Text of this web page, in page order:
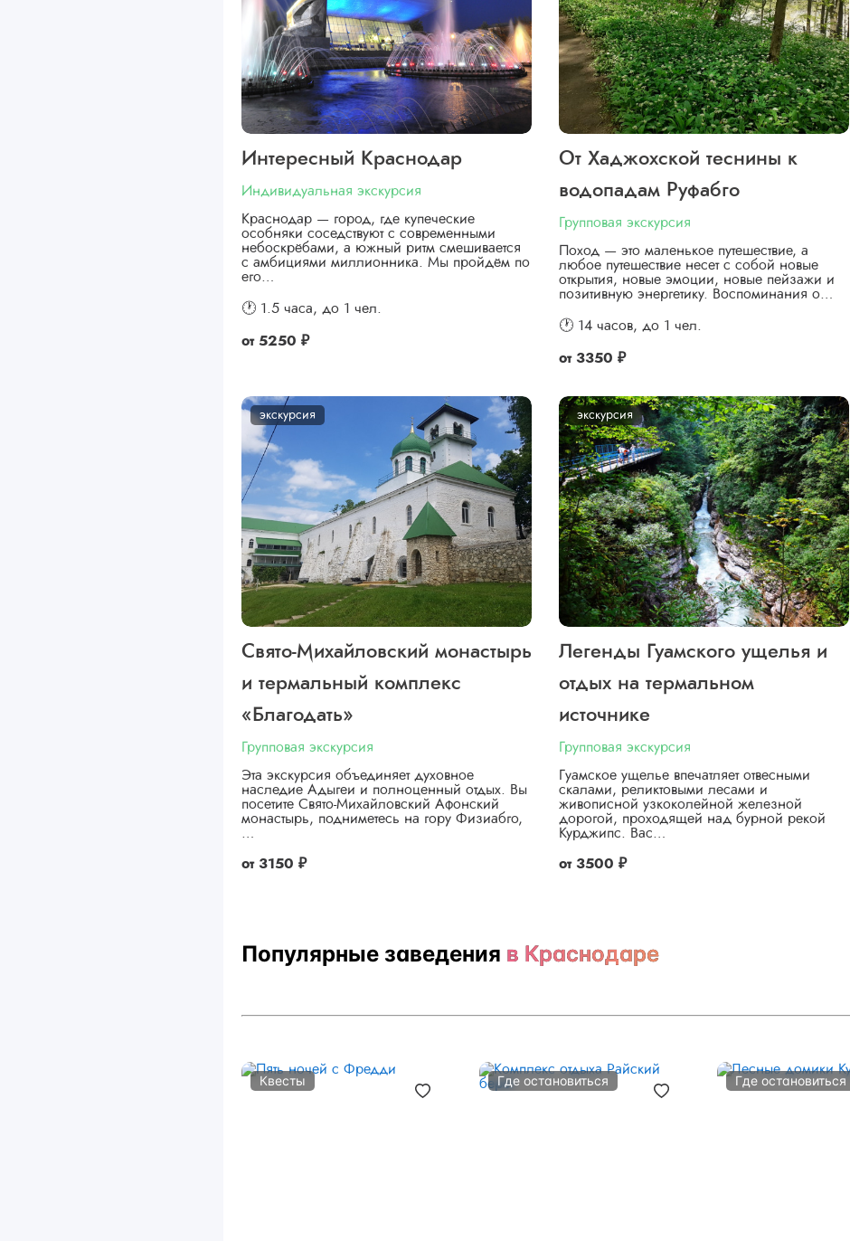
Интересный Краснодар
Индивидуальная экскурсия
Краснодар — город, где купеческие
особняки соседствуют с современными
небоскрёбами, а южный ритм смешивается
с амбициями миллионника. Мы пройдём по
его…
🕐 1.5 часа, до 1 чел.
от 5250 ₽
От Хаджохской теснины к
водопадам Руфабго
Групповая экскурсия
Поход — это маленькое путешествие, а
любое путешествие несет с собой новые
открытия, новые эмоции, новые пейзажи и
позитивную энергетику. Воспоминания о…
🕐 14 часов, до 1 чел.
от 3350 ₽
экскурсия
Свято-Михайловский монастырь
и термальный комплекс
«Благодать»
Групповая экскурсия
Эта экскурсия объединяет духовное
наследие Адыгеи и полноценный отдых. Вы
посетите Свято-Михайловский Афонский
монастырь, подниметесь на гору Физиабго,
от 3150 ₽
экскурсия
Легенды Гуамского ущелья и
отдых на термальном
источнике
Групповая экскурсия
Гуамское ущелье впечатляет отвесными
скалами, реликтовыми лесами и
живописной узкоколейной железной
дорогой, проходящей над бурной рекой
Курджипс. Вас…
от 3500 ₽
Популярные заведения в Краснодаре
Квесты Где остановиться Где остановиться